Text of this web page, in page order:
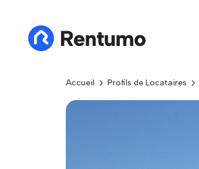
Accueil Profils de Locataires